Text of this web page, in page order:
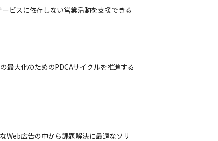
ビスに依存しない営業活動を支援できる
最大化のためのPDCAサイクルを推進する
Web広告の中から課題解決に最適なソリ